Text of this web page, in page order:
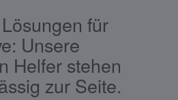
für
Unsere
Helfer stehen
zur Seite.